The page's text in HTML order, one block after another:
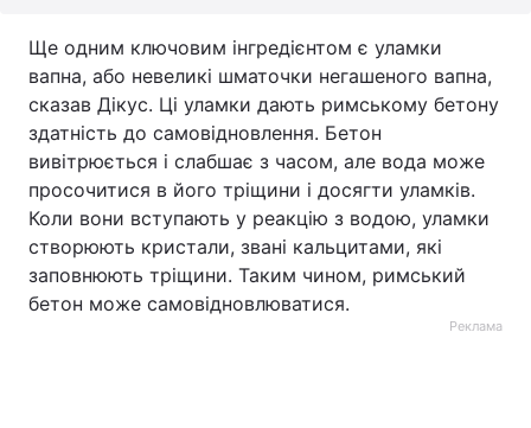
Ще одним ключовим інгредієнтом є уламки
вапна, або невеликі шматочки негашеного вапна,
сказав Дікус. Ці уламки дають римському бетону
здатність до самовідновлення. Бетон
вивітрюється і слабшає з часом, але вода може
просочитися в його тріщини і досягти уламків.
Коли вони вступають у реакцію з водою, уламки
створюють кристали, звані кальцитами, які
заповнюють тріщини. Таким чином, римський
бетон може самовідновлюватися.
Реклама